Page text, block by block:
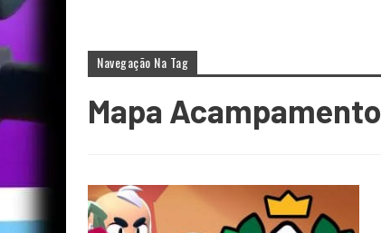
Navegação Na Tag
Mapa Acampamento